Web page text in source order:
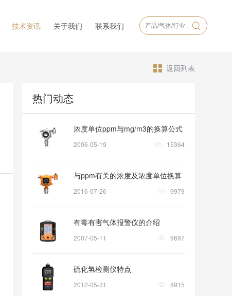
技术资讯 关于我们 联系我们
返回列表
热门动态
浓度单位ppm与mg/m3的换算公式
2006-05-19 15364
与ppm有关的浓度及浓度单位换算
2016-07-26 9979
有毒有害气体报警仪的介绍
2007-05-11 9697
硫化氢检测仪特点
2012-05-31 8915